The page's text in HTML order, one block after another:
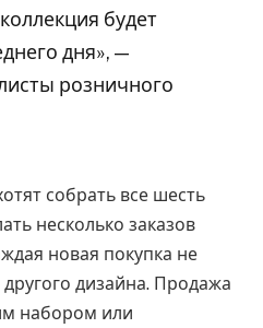
будет
дня», —
розничного
собрать все шесть
несколько заказов
новая покупка не
дизайна. Продажа
набором или